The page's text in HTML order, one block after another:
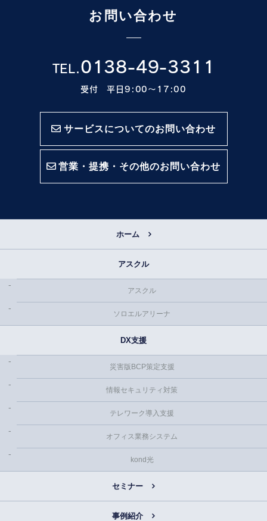
お問い合わせ
TEL.0138-49-3311
受付 平日9:00〜17:00
サービスについてのお問い合わせ
営業・提携・その他のお問い合わせ
ホーム
アスクル
アスクル
ソロエルアリーナ
DX支援
災害版BCP策定支援
情報セキュリティ対策
テレワーク導入支援
オフィス業務システム
kond光
セミナー
事例紹介